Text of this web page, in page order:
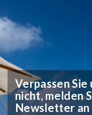
Verpassen
nicht, melden
Newsletter an